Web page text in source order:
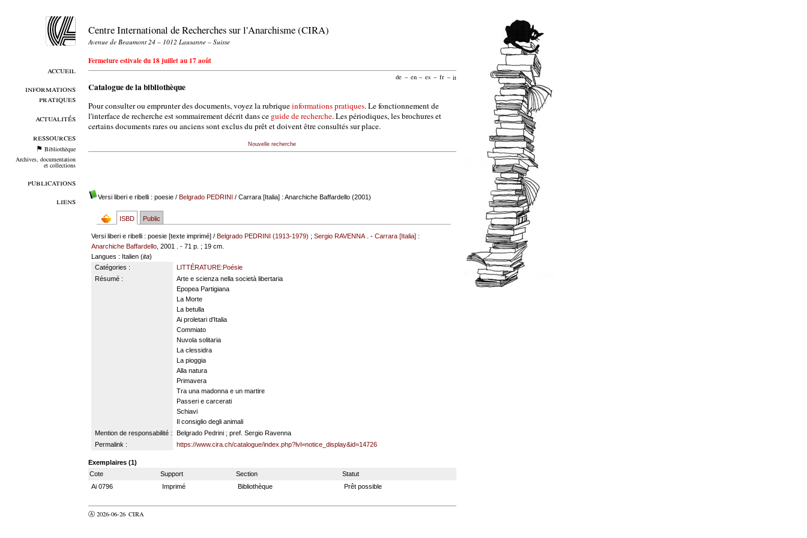
accueil
informations
pratiques
actualités
ressources
Bibliothèque
Archives, documentation
et collections
publications
liens
Centre International de Recherches sur l'Anarchisme (CIRA)
Avenue de Beaumont 24 – 1012 Lausanne – Suisse
Fermeture estivale du 18 juillet au 17 août
de – en – es – fr – it
Catalogue de la bibliothèque
Pour consulter ou emprunter des documents, voyez la rubriqueinformations pratiques. Le fonctionnement de
l'interface de recherche est sommairement décrit dans ce guide de recherche. Les périodiques, les brochures et
certains documents rares ou anciens sont exclus du prêt et doivent être consultés sur place.
Nouvelle recherche
Versi liberi e ribelli : poesie/ Belgrado PEDRINI / Carrara [Italia] : Anarchiche Baffardello (2001)
ISBD Public
Versi liberi e ribelli : poesie [texte imprimé] /Belgrado PEDRINI (1913-1979) ;Sergio RAVENNA . -Carrara [Italia] :
Anarchiche Baffardello , 2001 . - 71 p. ; 19 cm.
Langues : Italien (ita)
Catégories :
LITTÉRATURE:Poésie
Résumé :
Arte e scienza nella società libertaria
Epopea Partigiana
La Morte
La betulla
Ai proletari d'Italia
Commiato
Nuvola solitaria
La clessidra
La pioggia
Alla natura
Primavera
Tra una madonna e un martire
Passeri e carcerati
Schiavi
Il consiglio degli animali
Mention de responsabilité :
Belgrado Pedrini ; pref. Sergio Ravenna
Permalink :
https://www.cira.ch/catalogue/index.php?lvl=notice_display&id=14726
Exemplaires (1)
Cote
Support Section
Statut
Ai 0796
Imprimé Bibliothèque Prêt possible
Ⓐ 2026-06-26 CIRA